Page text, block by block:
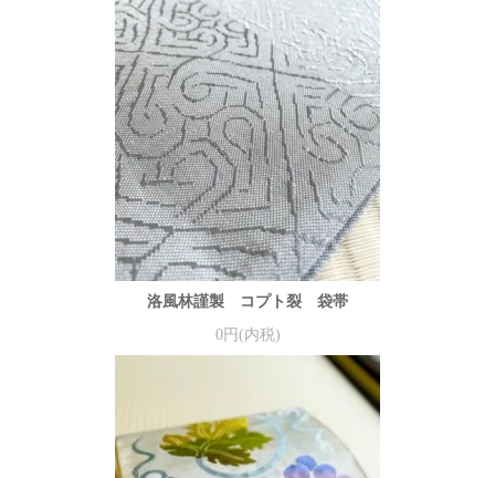
洛風林謹製 コプト裂 袋帯
0円(内税)